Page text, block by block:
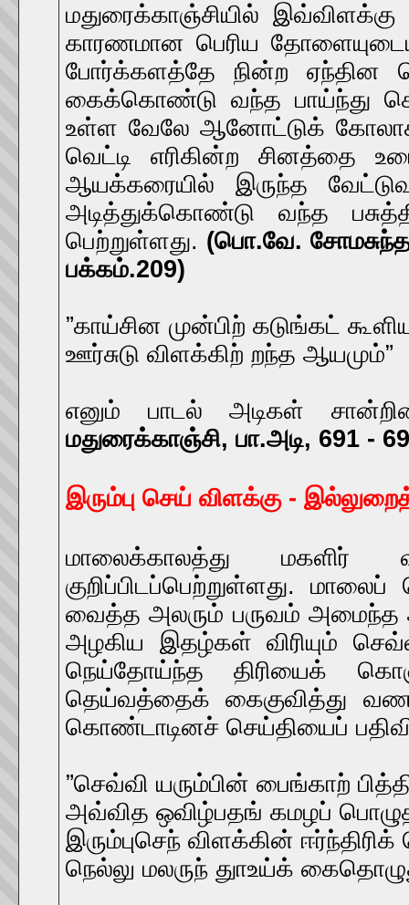
மதுரைக்காஞ்சியில் இவ்விளக்கு
காரணமான பெரிய
போர்க்களத்தே நின்ற ஏந்தின
கைக்கொண்டு வந்த பாய்ந்து
உள்ள வேலே ஆனோட்டுக்
வெட்டி எரிகின்ற சினத்தை
ஆயக்கரையில் இருந்த
அடித்துக்கொண்டு வந்த
பெற்றுள்ளது. (பொ.வே.
பக்கம்.209)
”காய்சின முன்பிற் கடுங்கட்
ஊர்சுடு விளக்கிற் றந்த ஆயமும்”
எனும் பாடல் அடிகள்
மதுரைக்காஞ்சி, பா.அடி, 691 -
இரும்பு செய் விளக்கு -
மாலைக்காலத்து மகளிர்
குறிப்பிடப்பெற்றுள்ளது.
வைத்த அலரும் பருவம் அமைந்த
அழகிய இதழ்கள் விரியும்
நெய்தோய்ந்த திரியைக்
தெய்வத்தைக் கைகுவித்து
கொண்டாடினச் செய்தியைப்
”செவ்வி யரும்பின் பைங்காற்
அவ்வித ஒவிழ்பதங் கமழப்
இரும்புசெந் விளக்கின்
நெல்லு மலருந் துாஉய்க்